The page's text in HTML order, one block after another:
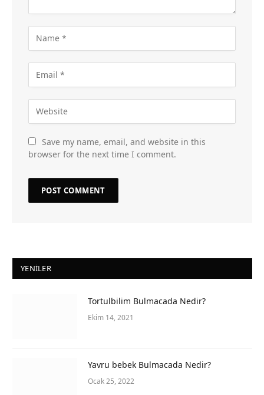
Save my name, email, and website in this
browser for the next time I comment.
YENILER
Tortulbilim Bulmacada Nedir?
Ekim 14, 2021
Yavru bebek Bulmacada Nedir?
Ocak 25, 2022